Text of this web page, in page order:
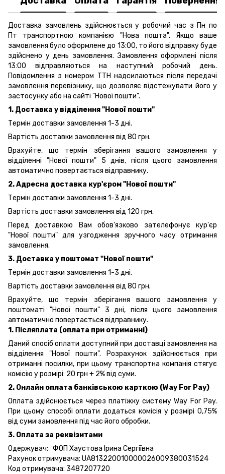
Доставка замовлень здійснюється у робочий час з Пн по
Пт транспортною компанією "Нова пошта". Якщо ваше
замовлення було оформлене до 13:00, то його відправку буде
здійснено у день замовлення. Замовлення оформлені після
13:00 відправляються на наступний робочий день.
Повідомлення з номером ТТН надсилаються після передачі
замовлення перевізнику, що дозволяє відстежувати його у
застосунку або на сайті "Нової пошти".
1. Доставка у відділення "Нової пошти"
Термін доставки замовлення 1-3 дні.
Вартість доставки замовлення від 80 грн.
Врахуйте, що термін зберігання вашого замовлення у
відділенні "Нової пошти" 5 днів, після цього замовлення
автоматично повертається відправнику.
2. Адресна доставка кур'єром "Нової пошти"
Термін доставки замовлення 1-3 дні.
Вартість доставки замовлення від 120 грн.
Перед доставкою Вам обов'язково зателефонує кур'єр
"Нової пошти" для узгодження зручного часу отримання
замовлення.
3. Доставка у поштомат "Нової пошти"
Термін доставки замовлення 1-3 дні.
Вартість доставки замовлення від 80 грн.
Врахуйте, що термін зберігання вашого замовлення у
поштоматі "Нової пошти" 3 дні, після цього замовлення
автоматично повертається відправнику.
1. Післяплата (оплата при отриманні)
Даний спосіб оплати доступний при доставці замовлення на
відділення "Нової пошти". Розрахунок здійснюється при
отриманні посилки, при цьому транспортна компанія стягує
комісію у розмірі: 20 грн + 2% від суми.
2. Онлайн оплата банківською карткою (Way For Pay)
Оплата здійснюється через платіжку систему Way For Pay.
При цьому способі оплати додаться комісія у розмірі 0,75%
від суми замовлення під час його обробки.
3. Оплата за реквізитами
Одержувач: ФОП Хаустова Ірина Сергіївна
Рахунок отримувача: UA813220010000026009380031524
Код отримувача: 3487207720